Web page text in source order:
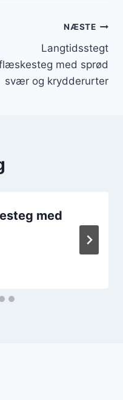
NÆSTE
Langtidsstegt
med sprød
svær og krydderurter
med